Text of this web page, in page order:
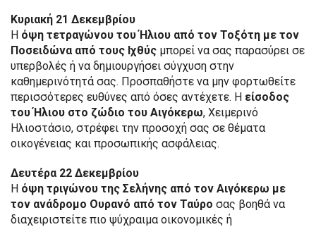
Κυριακή 21 Δεκεμβρίου
Η όψη τετραγώνου του Ήλιου από τον Τοξότη με τον
Ποσειδώνα από τους Ιχθύς μπορεί να σας παρασύρει σε
υπερβολές ή να δημιουργήσει σύγχυση στην
καθημερινότητά σας. Προσπαθήστε να μην φορτωθείτε
περισσότερες ευθύνες από όσες αντέχετε. Η είσοδος
του Ήλιου στο ζώδιο του Αιγόκερω, Χειμερινό
Ηλιοστάσιο, στρέφει την προσοχή σας σε θέματα
οικογένειας και προσωπικής ασφάλειας.
Δευτέρα 22 Δεκεμβρίου
Η όψη τριγώνου της Σελήνης από τον Αιγόκερω με
τον ανάδρομο Ουρανό από τον Ταύρο σας βοηθά να
διαχειριστείτε πιο ψύχραιμα οικονομικές ή